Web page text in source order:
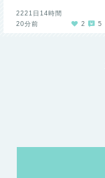
2221日14時間
20分前
2 5